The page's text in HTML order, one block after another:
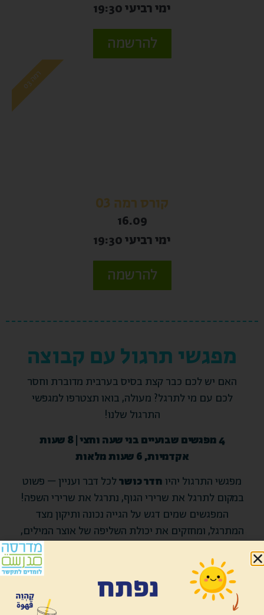
ימי רביעי 19:30
להרשמה
קורס רמה 03
16.09
ימי רביעי 19:30
להרשמה
רמ
ה
03
מפגשי תרגול עם קבוצה
האם יש לכם כבר קצת בסיס בערבית מדוברת וחסר
לכם עם מי לתרגל? מעולה, בואו תצטרפו למגפשי
התרגול שלנו!
4 מפגשים שבועיים בני שעה וחצי | 8 שעות
אקדמיות, 6 שעות מלאות
מפגשי התרגול יהיו חדר כושרלכל דבר ועניין – פשוט
במקום לתרגל את שרירי הגוף, נתרגל את שרירי השפה!
המפגשים שמים דגש על הגייה נכונה ותיקון מצד
המתרגל, ומחזקים את יכולת השליפה של אוצר המילים,
המענה הנכון לשאלות, וקיום המיומנות החשובה ביותר
שאנו מקדמים במדרסה שהיא ״פינג פונג לשוני״ –
המסוגלות לא רק לצבור ידע רב בשפה, אלא פשוט לקיים
שיח הלוך-חזור בערבית מדוברת.